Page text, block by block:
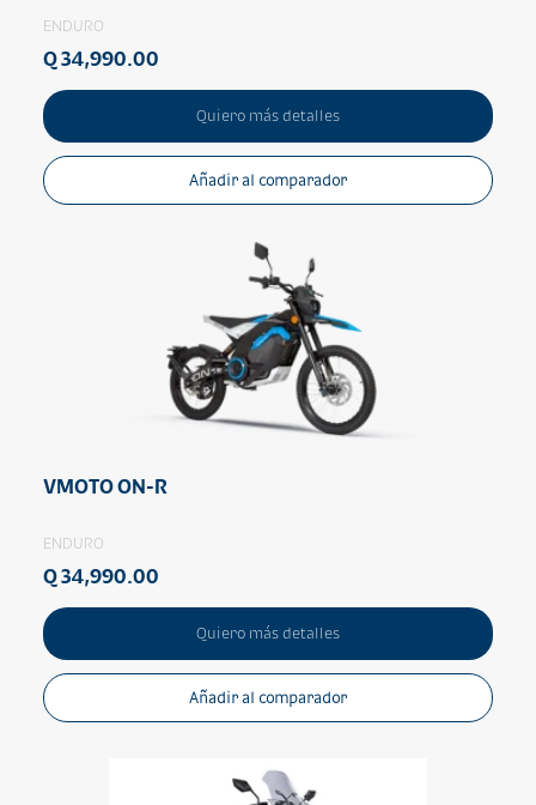
ENDURO
Q 34,990.00
Quiero más detalles
Añadir al comparador
VMOTO ON-R
ENDURO
Q 34,990.00
Quiero más detalles
Añadir al comparador